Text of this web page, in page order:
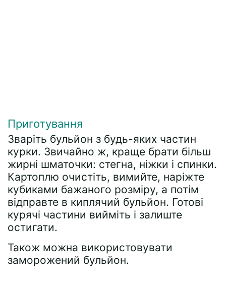
Приготування
Зваріть бульйон з будь-яких частин
курки. Звичайно ж, краще брати більш
жирні шматочки: стегна, ніжки і спинки.
Картоплю очистіть, вимийте, наріжте
кубиками бажаного розміру, а потім
відправте в киплячий бульйон. Готові
курячі частини вийміть і залиште
остигати.
Також можна використовувати
заморожений бульйон.